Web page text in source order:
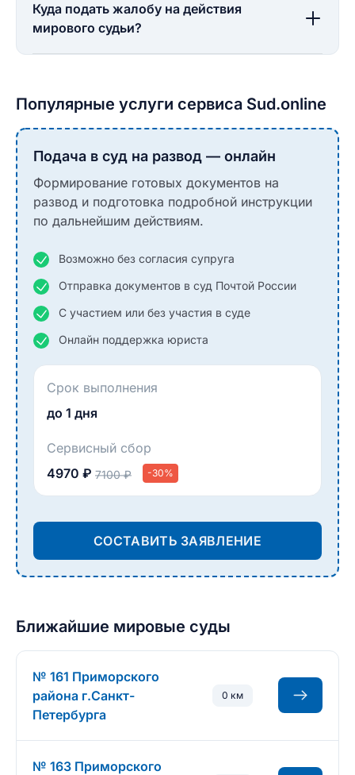
Куда подать жалобу на действия
мирового судьи?
Популярные услуги сервиса Sud.online
Подача в суд на развод — онлайн
Формирование готовых документов на
развод и подготовка подробной инструкции
по дальнейшим действиям.
Возможно без согласия супруга
Отправка документов в суд Почтой России
С участием или без участия в суде
Онлайн поддержка юриста
Срок выполнения
до 1 дня
Сервисный сбор
4970 ₽ 7100 ₽ -30%
СОСТАВИТЬ ЗАЯВЛЕНИЕ
Ближайшие мировые суды
№ 161 Приморского
района г.Санкт-
Петербурга
0 км
№ 163 Приморского